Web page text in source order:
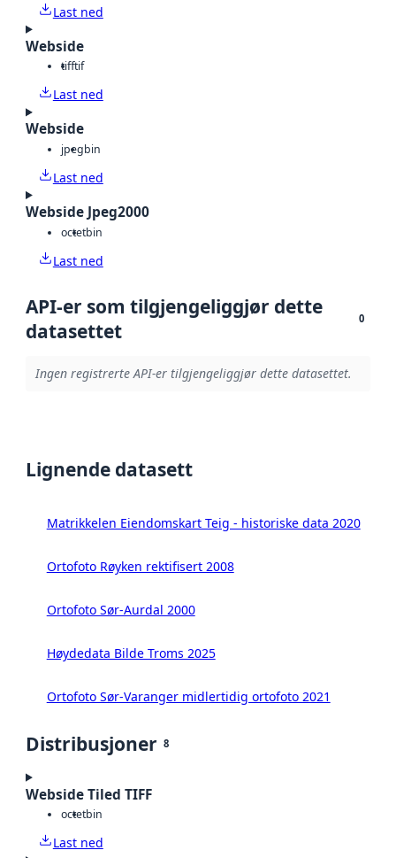
Last ned
Webside
tifftif
Last ned
Webside
jpegbin
Last ned
Webside Jpeg2000
octetbin
Last ned
API-er som tilgjengeliggjør dette
datasettet
0
Ingen registrerte API-er tilgjengeliggjør dette datasettet.
Lignende datasett
Matrikkelen Eiendomskart Teig - historiske data 2020
Ortofoto Røyken rektifisert 2008
Ortofoto Sør-Aurdal 2000
Høydedata Bilde Troms 2025
Ortofoto Sør-Varanger midlertidig ortofoto 2021
Distribusjoner 8
Webside Tiled TIFF
octetbin
Last ned